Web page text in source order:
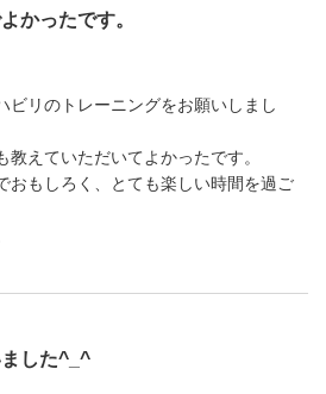
かったです。
ビリのトレーニングをお願いしまし
えていただいてよかったです。
おもしろく、とても楽しい時間を過ご
した^_^